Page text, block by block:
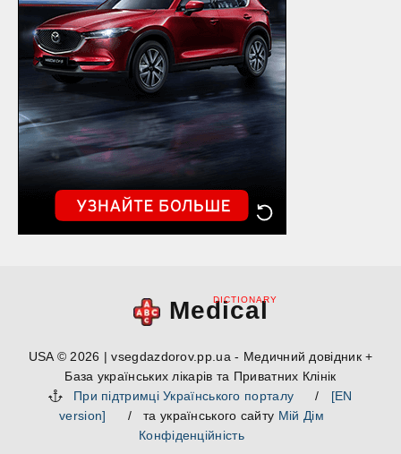
Medical
DICTIONARY
USA © 2026 | vsegdazdorov.pp.ua - Медичний довідник +
База українських лікарів та Приватних Клінік
При підтримці Українського порталу
/ [EN
version]
/ та українського сайту Мій Дім
Конфіденційність